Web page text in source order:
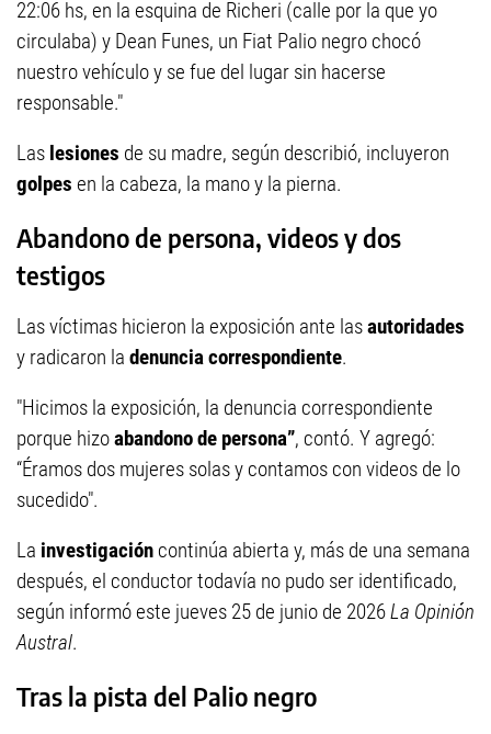
22:06 hs, en la esquina de Richeri (calle por la que yo
circulaba) y Dean Funes, un Fiat Palio negro chocó
nuestro vehículo y se fue del lugar sin hacerse
responsable."
Las lesiones de su madre, según describió, incluyeron
golpes en la cabeza, la mano y la pierna.
Abandono de persona, videos y dos
testigos
Las víctimas hicieron la exposición ante lasautoridades
y radicaron la denuncia correspondiente.
"Hicimos la exposición, la denuncia correspondiente
porque hizoabandono de persona”, contó. Y agregó:
“Éramos dos mujeres solas y contamos con videos de lo
sucedido".
La investigación continúa abierta y, más de una semana
después, el conductor todavía no pudo ser identificado,
según informó este jueves 25 de junio de 2026La Opinión
Austral.
Tras la pista del Palio negro